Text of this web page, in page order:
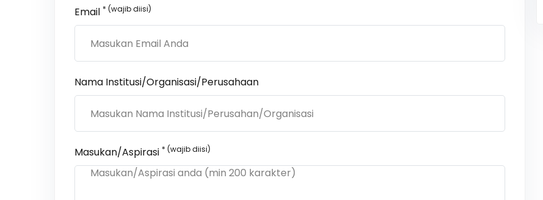
Email * (wajib diisi)
Nama Institusi/Organisasi/Perusahaan
Masukan/Aspirasi * (wajib diisi)